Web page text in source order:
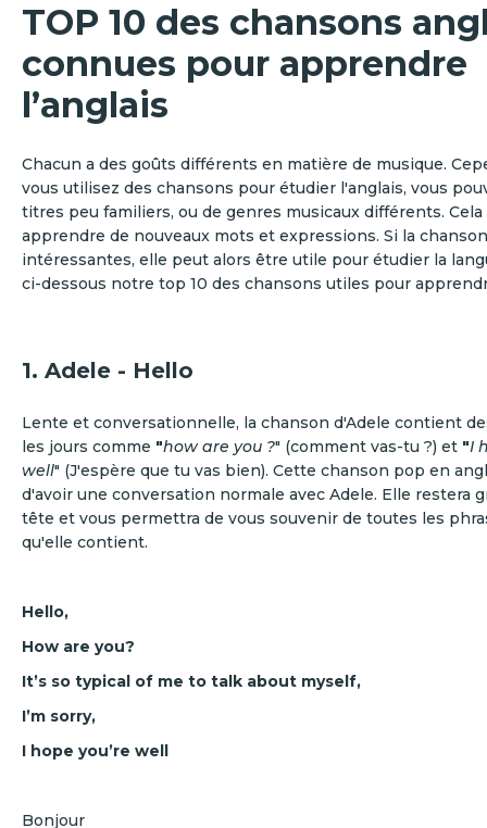
TOP 10 des chansons
connues pour apprendre
l’anglais
Chacun a des goûts différents en matière de musique.
vous utilisez des chansons pour étudier l'anglais, vous
titres peu familiers, ou de genres musicaux différents.
apprendre de nouveaux mots et expressions. Si la
intéressantes, elle peut alors être utile pour étudier la
ci-dessous notre top 10 des chansons utiles pour
1. Adele - Hello
Lente et conversationnelle, la chanson d'Adele contient
les jours comme "how are you ?" (comment vas-tu ?) et "I
well" (J'espère que tu vas bien). Cette chanson pop en
d'avoir une conversation normale avec Adele. Elle restera
tête et vous permettra de vous souvenir de toutes les
qu'elle contient.
Hello,
How are you?
It’s so typical of me to talk about myself,
I’m sorry,
I hope you’re well
Bonjour